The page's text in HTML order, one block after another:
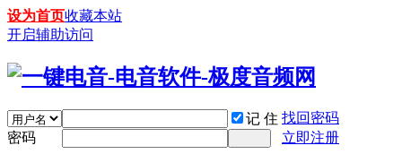
设为首页收藏本站
开启辅助访问
记 住 找回密码
密码
立即注册